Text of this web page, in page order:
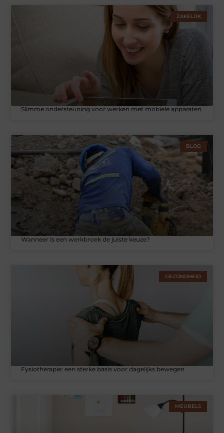
ZAKELIJK
Slimme ondersteuning voor werken met mobiele apparaten
BLOG
Wanneer is een werkbroek de juiste keuze?
GEZONDHEID
Fysiotherapie: een sterke basis voor dagelijks bewegen
MEUBELS